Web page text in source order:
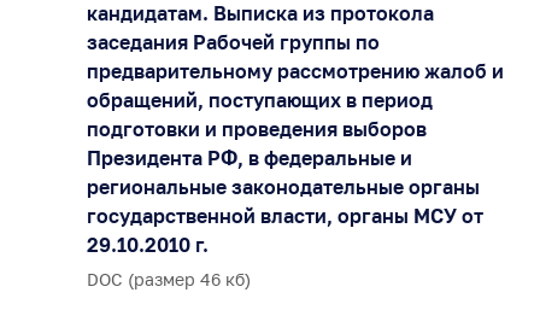
кандидатам. Выписка из протокола
заседания Рабочей группы по
предварительному рассмотрению жалоб и
обращений, поступающих в период
подготовки и проведения выборов
Президента РФ, в федеральные и
региональные законодательные органы
государственной власти, органы МСУ от
29.10.2010 г.
DOC (размер 46 кб)